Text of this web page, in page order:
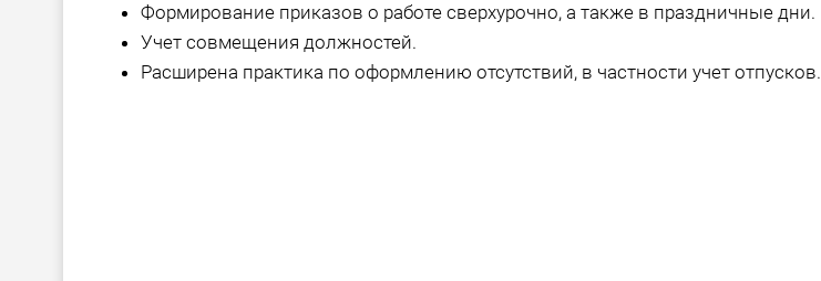
Формирование приказов о работе сверхурочно, а также в праздничные дни.
Учет совмещения должностей.
Расширена практика по оформлению отсутствий, в частности учет отпусков.